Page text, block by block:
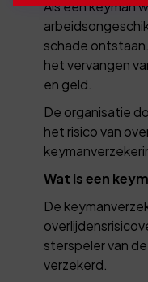
Als een keyman
schade
het vervangen
en geld.
De organisatie
het risico van
Wat is een
De
sterspeler van
verzekerd.